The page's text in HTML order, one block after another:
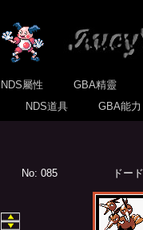
NDS屬性
GBA精靈
NDS道具 GBA能
No: 085 ドー